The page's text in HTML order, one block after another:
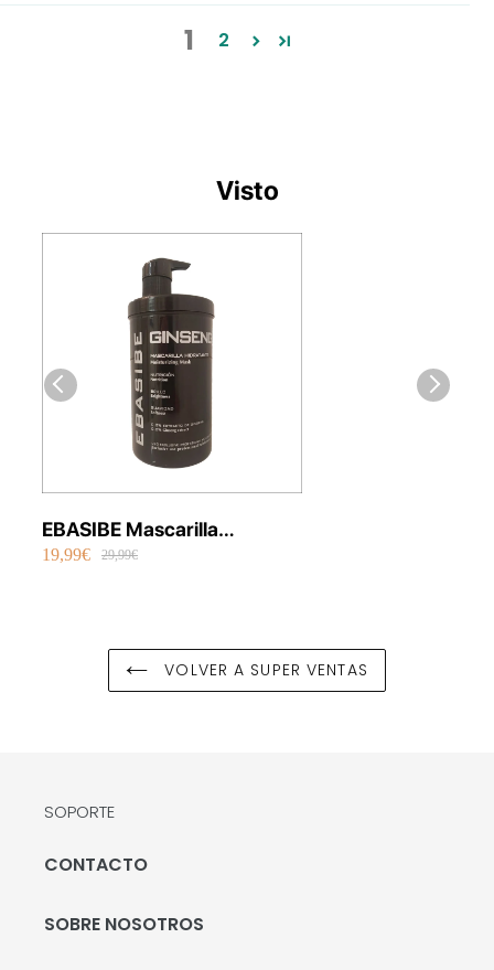
1 2
Visto
EBASIBE Mascarilla
Hidratante Ginseng 1000 ml
19,99€ 29,99€
VOLVER A SUPER VENTAS
SOPORTE
CONTACTO
SOBRE NOSOTROS